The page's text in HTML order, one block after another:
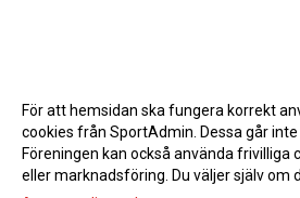
För att hemsidan ska fungera korrekt
cookies från SportAdmin. Dessa går
Föreningen kan också använda frivilliga
eller marknadsföring. Du väljer själv om